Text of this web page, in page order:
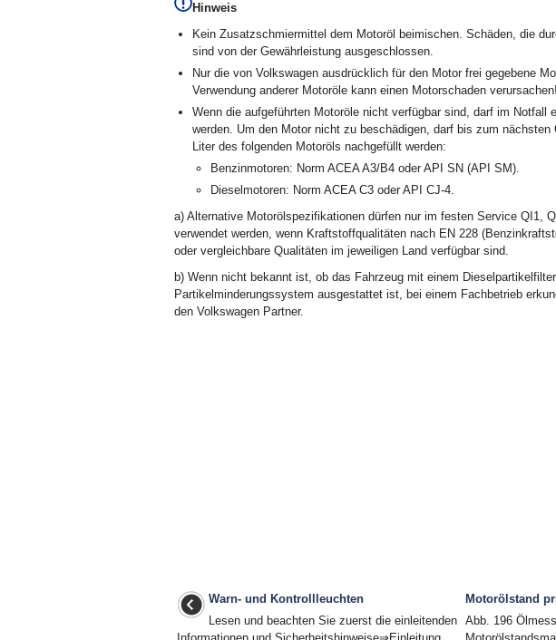
Hinweis
Kein Zusatzschmiermittel dem Motoröl beimischen. Schäden, die
sind von der Gewährleistung ausgeschlossen.
Nur die von Volkswagen ausdrücklich für den Motor frei gegebene
Verwendung anderer Motoröle kann einen Motorschaden verursachen!
Wenn die aufgeführten Motoröle nicht verfügbar sind, darf im Notfall
werden. Um den Motor nicht zu beschädigen, darf bis zum
Liter des folgenden Motoröls nachgefüllt werden:
Benzinmotoren: Norm ACEA A3/B4 oder API SN (API SM).
Dieselmotoren: Norm ACEA C3 oder API CJ-4.
a) Alternative Motorölspezifikationen dürfen nur im festen Service QI1,
verwendet werden, wenn Kraftstoffqualitäten nach EN 228
oder vergleichbare Qualitäten im jeweiligen Land verfügbar sind.
b) Wenn nicht bekannt ist, ob das Fahrzeug mit einem
Partikelminderungssystem ausgestattet ist, bei einem Fachbetrieb
den Volkswagen Partner.
Warn- und Kontrollleuchten
Lesen und beachten Sie zuerst die einleitenden
Motorölstand
Abb. 196